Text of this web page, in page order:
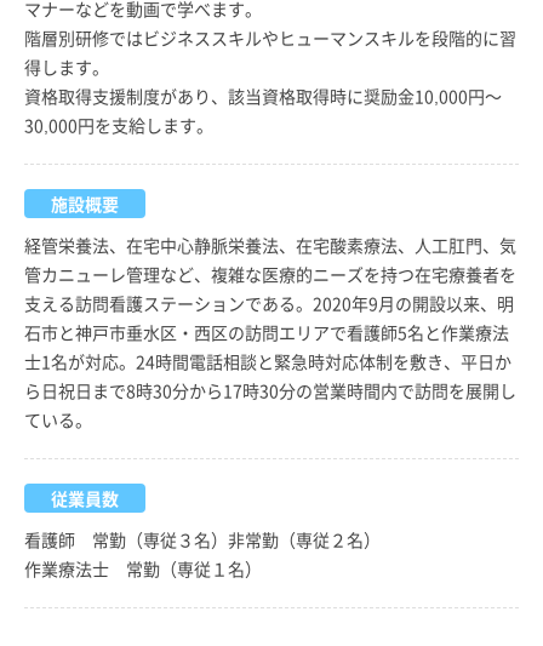
マナーなどを動画で学べます。
階層別研修ではビジネススキルやヒューマンスキルを段階的に習
得します。
資格取得支援制度があり、該当資格取得時に奨励金10,000円～
30,000円を支給します。
施設概要
経管栄養法、在宅中心静脈栄養法、在宅酸素療法、人工肛門、気
管カニューレ管理など、複雑な医療的ニーズを持つ在宅療養者を
支える訪問看護ステーションである。2020年9月の開設以来、明
石市と神戸市垂水区・西区の訪問エリアで看護師5名と作業療法
士1名が対応。24時間電話相談と緊急時対応体制を敷き、平日か
ら日祝日まで8時30分から17時30分の営業時間内で訪問を展開し
ている。
従業員数
看護師 常勤（専従３名）非常勤（専従２名）
作業療法士 常勤（専従１名）